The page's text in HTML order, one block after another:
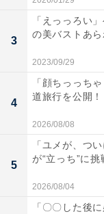
3
「えっっろい
の美バストあ
2023/09/29
4
「顔ちっっち
道旅行を公開
2026/08/08
5
「ユメが、つ
が“立っち”に
2026/08/04
「〇〇した後